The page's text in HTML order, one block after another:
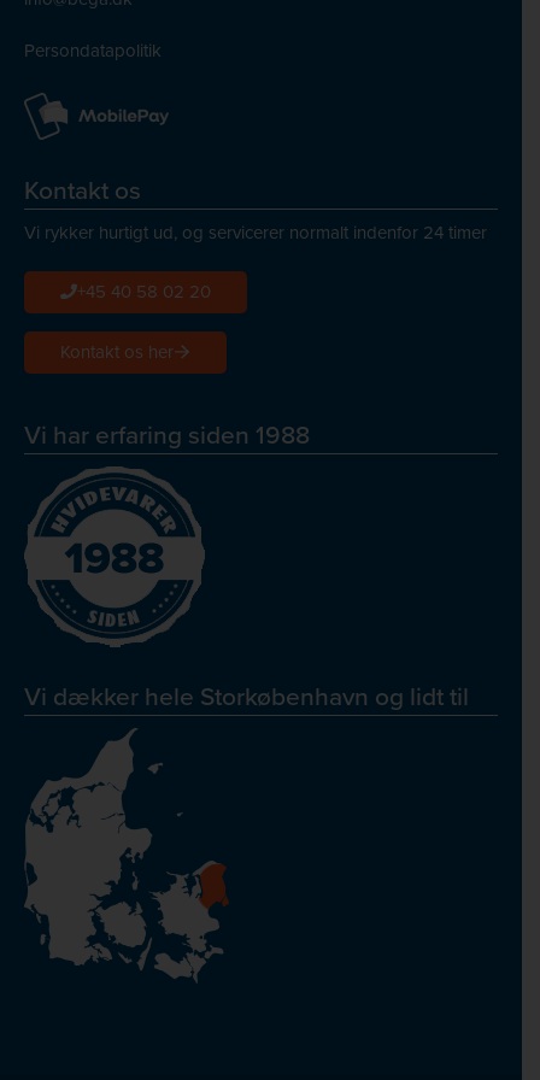
Persondatapolitik
Kontakt os
Vi rykker hurtigt ud, og servicerer normalt indenfor 24 timer
+45 40 58 02 20
Kontakt os her
Vi har erfaring siden 1988
Vi dækker hele Storkøbenhavn og lidt til